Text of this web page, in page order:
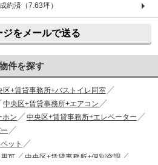
約済（7.63坪）
ジをメールで送る
件を探す
区+賃貸事務所+バストイレ同室
中央区+賃貸事務所+エアコン
ホン
中央区+賃貸事務所+エレベーター
ット
可
中央区+賃貸事務所+個別空調